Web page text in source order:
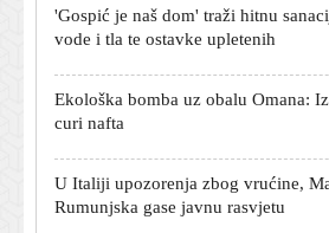
vode i tla te ostavke upletenih
curi nafta
Rumunjska gase javnu rasvjetu